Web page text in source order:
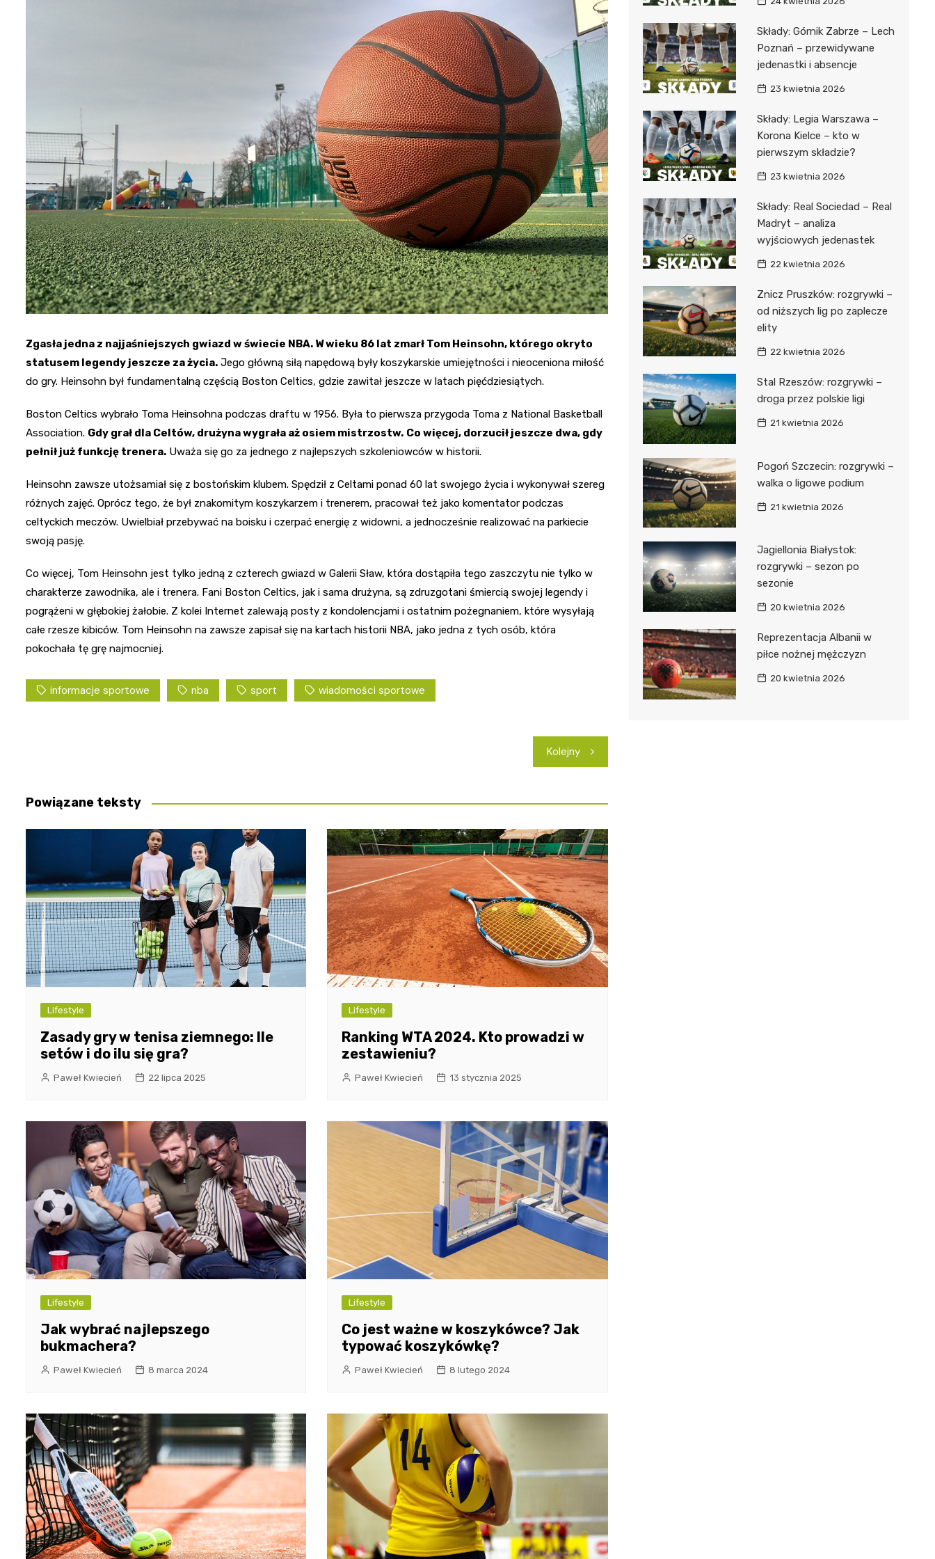
Zgasła jedna z najjaśniejszych gwiazd w świecie NBA. W wieku 86 lat zmarł Tom Heinsohn, którego okryto
statusem legendy jeszcze za życia. Jego główną siłą napędową były koszykarskie umiejętności i nieoceniona miłość
do gry. Heinsohn był fundamentalną częścią Boston Celtics, gdzie zawitał jeszcze w latach pięćdziesiątych.
Boston Celtics wybrało Toma Heinsohna podczas draftu w 1956. Była to pierwsza przygoda Toma z National Basketball
Association. Gdy grał dla Celtów, drużyna wygrała aż osiem mistrzostw. Co więcej, dorzucił jeszcze dwa, gdy
pełnił już funkcję trenera. Uważa się go za jednego z najlepszych szkoleniowców w historii.
Heinsohn zawsze utożsamiał się z bostońskim klubem. Spędził z Celtami ponad 60 lat swojego życia i wykonywał szereg
różnych zajęć. Oprócz tego, że był znakomitym koszykarzem i trenerem, pracował też jako komentator podczas
celtyckich meczów. Uwielbiał przebywać na boisku i czerpać energię z widowni, a jednocześnie realizować na parkiecie
swoją pasję.
Co więcej, Tom Heinsohn jest tylko jedną z czterech gwiazd w Galerii Sław, która dostąpiła tego zaszczytu nie tylko w
charakterze zawodnika, ale i trenera. Fani Boston Celtics, jak i sama drużyna, są zdruzgotani śmiercią swojej legendy i
pogrążeni w głębokiej żałobie. Z kolei Internet zalewają posty z kondolencjami i ostatnim pożegnaniem, które wysyłają
całe rzesze kibiców. Tom Heinsohn na zawsze zapisał się na kartach historii NBA, jako jedna z tych osób, która
pokochała tę grę najmocniej.
informacje sportowe nba sport wiadomości sportowe
Kolejny
Powiązane teksty
Lifestyle
Zasady gry w tenisa ziemnego: Ile
setów i do ilu się gra?
Paweł Kwiecień 22 lipca 2025
Lifestyle
Ranking WTA 2024. Kto prowadzi w
zestawieniu?
Paweł Kwiecień 13 stycznia 2025
Lifestyle
Jak wybrać najlepszego
bukmachera?
Paweł Kwiecień 8 marca 2024
Lifestyle
Co jest ważne w koszykówce? Jak
typować koszykówkę?
Paweł Kwiecień 8 lutego 2024
Składy: Górnik Zabrze – Lech
Poznań – przewidywane
jedenastki i absencje
23 kwietnia 2026
Składy: Legia Warszawa –
Korona Kielce – kto w
pierwszym składzie?
23 kwietnia 2026
Składy: Real Sociedad – Real
Madryt – analiza
wyjściowych jedenastek
22 kwietnia 2026
Znicz Pruszków: rozgrywki –
od niższych lig po zaplecze
elity
22 kwietnia 2026
Stal Rzeszów: rozgrywki –
droga przez polskie ligi
21 kwietnia 2026
Pogoń Szczecin: rozgrywki –
walka o ligowe podium
21 kwietnia 2026
Jagiellonia Białystok:
rozgrywki – sezon po
sezonie
20 kwietnia 2026
Reprezentacja Albanii w
piłce nożnej mężczyzn
20 kwietnia 2026